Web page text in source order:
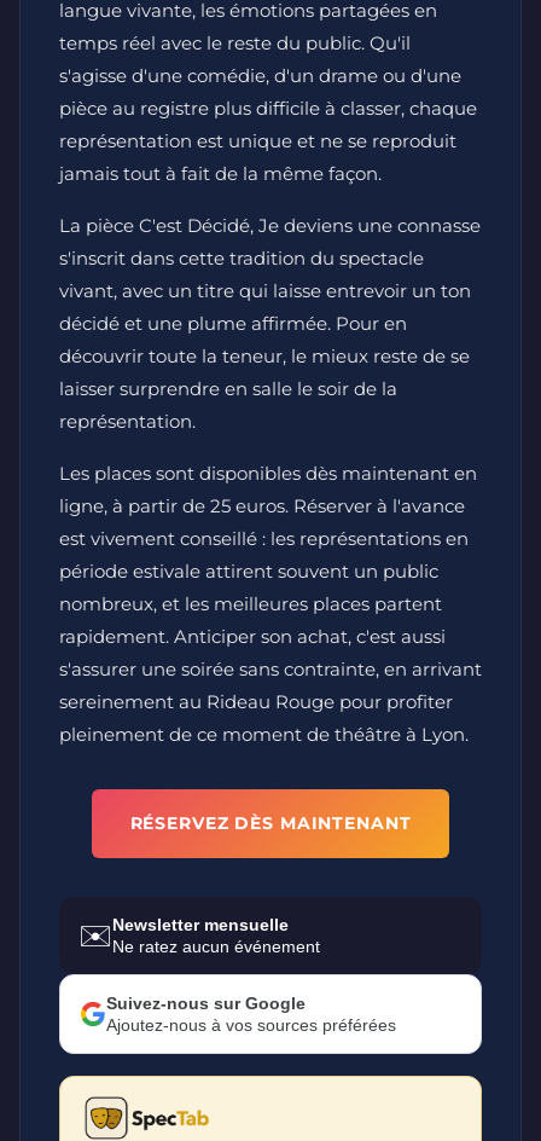
langue vivante, les émotions partagées en
temps réel avec le reste du public. Qu'il
s'agisse d'une comédie, d'un drame ou d'une
pièce au registre plus difficile à classer, chaque
représentation est unique et ne se reproduit
jamais tout à fait de la même façon.
La pièce C'est Décidé, Je deviens une connasse
s'inscrit dans cette tradition du spectacle
vivant, avec un titre qui laisse entrevoir un ton
décidé et une plume affirmée. Pour en
découvrir toute la teneur, le mieux reste de se
laisser surprendre en salle le soir de la
représentation.
Les places sont disponibles dès maintenant en
ligne, à partir de 25 euros. Réserver à l'avance
est vivement conseillé : les représentations en
période estivale attirent souvent un public
nombreux, et les meilleures places partent
rapidement. Anticiper son achat, c'est aussi
s'assurer une soirée sans contrainte, en arrivant
sereinement au Rideau Rouge pour profiter
pleinement de ce moment de théâtre à Lyon.
RÉSERVEZ DÈS MAINTENANT
✉️Newsletter mensuelle
Ne ratez aucun événement
Suivez-nous sur Google
Ajoutez-nous à vos sources préférées